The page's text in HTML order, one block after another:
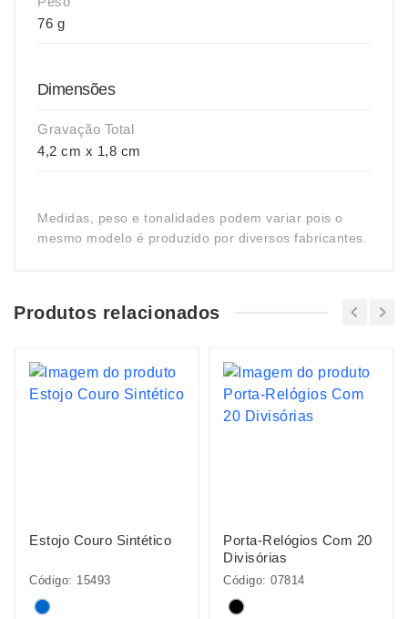
76 g
Dimensões
Gravação Total
4,2 cm x 1,8 cm
Medidas, peso e tonalidades podem variar pois o
mesmo modelo é produzido por diversos fabricantes.
Produtos relacionados
Estojo Couro Sintético
Código: 15493
Porta-Relógios Com 20
Divisórias
Código: 07814